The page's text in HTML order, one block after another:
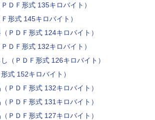
ＤＦ形式 135キロバイト）
形式 145キロバイト）
ＰＤＦ形式 124キロバイト）
ＤＦ形式 132キロバイト）
（ＰＤＦ形式 126キロバイト）
式 152キロバイト）
ＰＤＦ形式 132キロバイト）
ＰＤＦ形式 131キロバイト）
ＰＤＦ形式 127キロバイト）